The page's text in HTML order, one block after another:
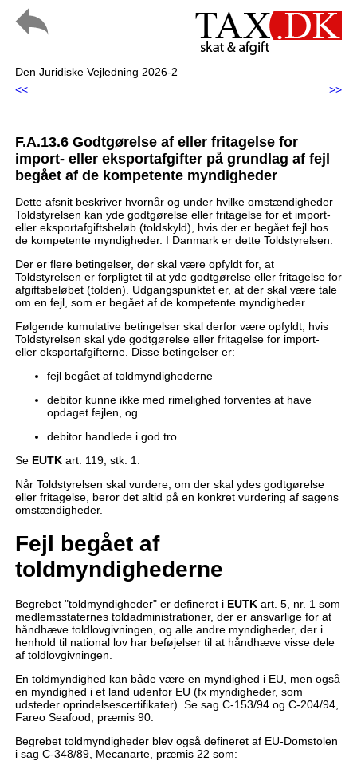
Den Juridiske Vejledning 2026-2
<<
>>
F.A.13.6 Godtgørelse af eller fritagelse for
import- eller eksportafgifter på grundlag af fejl
begået af de kompetente myndigheder
Dette afsnit beskriver hvornår og under hvilke omstændigheder
Toldstyrelsen kan yde godtgørelse eller fritagelse for et import-
eller eksportafgiftsbeløb (toldskyld), hvis der er begået fejl hos
de kompetente myndigheder. I Danmark er dette Toldstyrelsen.
Der er flere betingelser, der skal være opfyldt for, at
Toldstyrelsen er forpligtet til at yde godtgørelse eller fritagelse for
afgiftsbeløbet (tolden). Udgangspunktet er, at der skal være tale
om en fejl, som er begået af de kompetente myndigheder.
Følgende kumulative betingelser skal derfor være opfyldt, hvis
Toldstyrelsen skal yde godtgørelse eller fritagelse for import-
eller eksportafgifterne. Disse betingelser er:
fejl begået af toldmyndighederne
debitor kunne ikke med rimelighed forventes at have
opdaget fejlen, og
debitor handlede i god tro.
Se EUTKart. 119, stk. 1.
Når Toldstyrelsen skal vurdere, om der skal ydes godtgørelse
eller fritagelse, beror det altid på en konkret vurdering af sagens
omstændigheder.
Fejl begået af
toldmyndighederne
Begrebet "toldmyndigheder" er defineret i EUTKart. 5, nr. 1 som
medlemsstaternes toldadministrationer, der er ansvarlige for at
håndhæve toldlovgivningen, og alle andre myndigheder, der i
henhold til national lov har beføjelser til at håndhæve visse dele
af toldlovgivningen.
En toldmyndighed kan både være en myndighed i EU, men også
en myndighed i et land udenfor EU (fx myndigheder, som
udsteder oprindelsescertifikater). Se sag C-153/94 og C-204/94,
Fareo Seafood, præmis 90.
Begrebet toldmyndigheder blev også defineret af EU-Domstolen
i sag C-348/89, Mecanarte, præmis 22 som: